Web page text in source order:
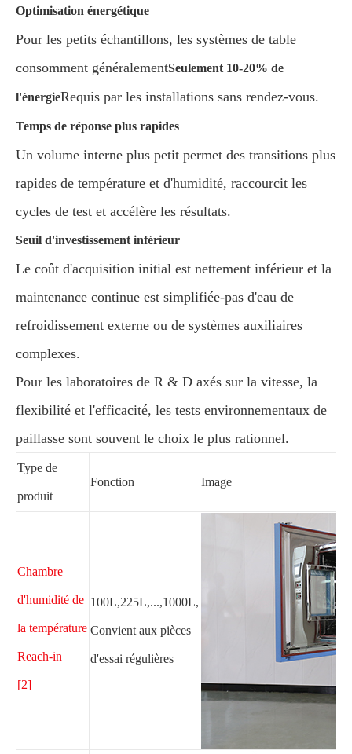
Optimisation énergétique
Pour les petits échantillons, les systèmes de table
consomment généralementSeulement 10-20% de
l'énergieRequis par les installations sans rendez-vous.
Temps de réponse plus rapides
Un volume interne plus petit permet des transitions plus
rapides de température et d'humidité, raccourcit les
cycles de test et accélère les résultats.
Seuil d'investissement inférieur
Le coût d'acquisition initial est nettement inférieur et la
maintenance continue est simplifiée-pas d'eau de
refroidissement externe ou de systèmes auxiliaires
complexes.
Pour les laboratoires de R & D axés sur la vitesse, la
flexibilité et l'efficacité, les tests environnementaux de
paillasse sont souvent le choix le plus rationnel.
Type de
produit
Fonction Image
Chambre
d'humidité de
la température
Reach-in
[2]
100L,225L,...,1000L,
Convient aux pièces
d'essai régulières